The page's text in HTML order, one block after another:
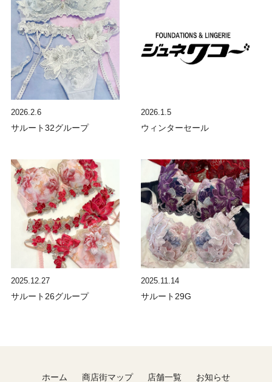
2026.2.6
サルート32グループ
2026.1.5
ウィンターセール
2025.12.27
サルート26グループ
2025.11.14
サルート29G
ホーム 商店街マップ 店舗一覧 お知らせ